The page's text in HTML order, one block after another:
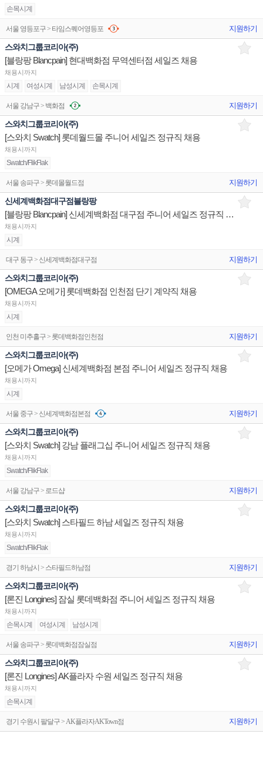
손목시계
서울 영등포구 > 타임스퀘어영등포 지원하기
스와치그룹코리아(주)
[블랑팡 Blancpain] 현대백화점 무역센터점 세일즈 채용
채용시까지
시계 여성시계 남성시계 손목시계
서울 강남구 > 백화점 지원하기
스와치그룹코리아(주)
[스와치 Swatch] 롯데월드몰 주니어 세일즈 정규직 채용
채용시까지
Swatch/FlikFlak
서울 송파구 > 롯데몰월드점 지원하기
신세계백화점대구점블랑팡
[블랑팡 Blancpain] 신세계백화점 대구점 주니어 세일즈 정규직 채용
채용시까지
시계
대구 동구 > 신세계백화점대구점 지원하기
스와치그룹코리아(주)
[OMEGA 오메가] 롯데백화점 인천점 단기 계약직 채용
채용시까지
시계
인천 미추홀구 > 롯데백화점인천점 지원하기
스와치그룹코리아(주)
[오메가 Omega] 신세계백화점 본점 주니어 세일즈 정규직 채용
채용시까지
시계
서울 중구 > 신세계백화점본점 지원하기
스와치그룹코리아(주)
[스와치 Swatch] 강남 플래그십 주니어 세일즈 정규직 채용
채용시까지
Swatch/FlikFlak
서울 강남구 > 로드샵 지원하기
스와치그룹코리아(주)
[스와치 Swatch] 스타필드 하남 세일즈 정규직 채용
채용시까지
Swatch/FlikFlak
경기 하남시 > 스타필드하남점 지원하기
스와치그룹코리아(주)
[론진 Longines] 잠실 롯데백화점 주니어 세일즈 정규직 채용
채용시까지
손목시계 여성시계 남성시계
서울 송파구 > 롯데백화점잠실점 지원하기
스와치그룹코리아(주)
[론진 Longines] AK플라자 수원 세일즈 정규직 채용
채용시까지
손목시계
경기 수원시 팔달구 > AK플라자AKTown점 지원하기